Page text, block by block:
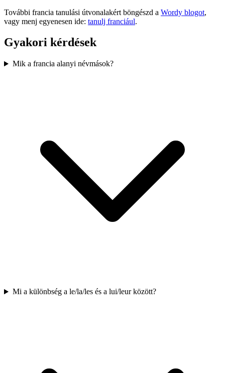
További francia tanulási útvonalakért böngészd a Wordy blogot,
vagy menj egyenesen ide: tanulj franciául.
Gyakori kérdések
Mik a francia alanyi névmások?
Mi a különbség a le/la/les és a lui/leur között?